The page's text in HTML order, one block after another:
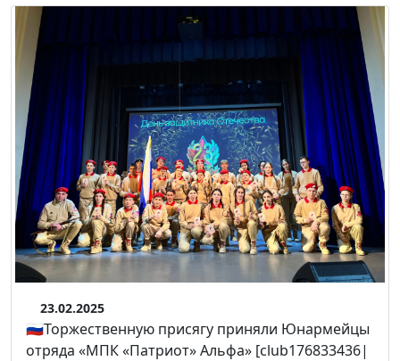
23.02.2025
🇷🇺Торжественную присягу приняли Юнармейцы
отряда «МПК «Патриот» Альфа» [club176833436|